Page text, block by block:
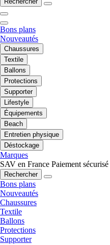
Bons plans
Nouveautés
Chaussures
Textile
Ballons
Protections
Supporter
Lifestyle
Équipements
Beach
Entretien physique
Déstockage
Marques
SAV en France Paiement sécurisé
Rechercher
Bons plans
Nouveautés
Chaussures
Textile
Ballons
Protections
Supporter